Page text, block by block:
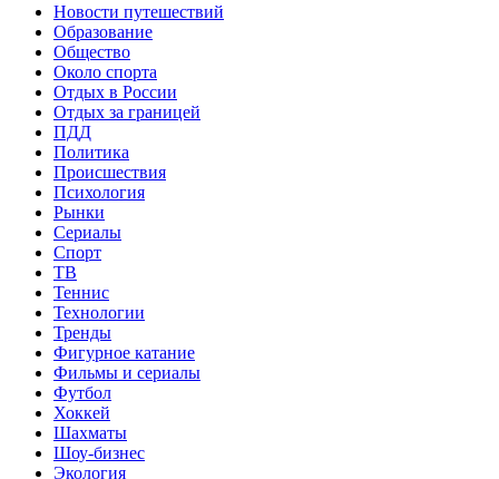
Новости путешествий
Образование
Общество
Около спорта
Отдых в России
Отдых за границей
ПДД
Политика
Происшествия
Психология
Рынки
Сериалы
Спорт
ТВ
Теннис
Технологии
Тренды
Фигурное катание
Фильмы и сериалы
Футбол
Хоккей
Шахматы
Шоу-бизнес
Экология